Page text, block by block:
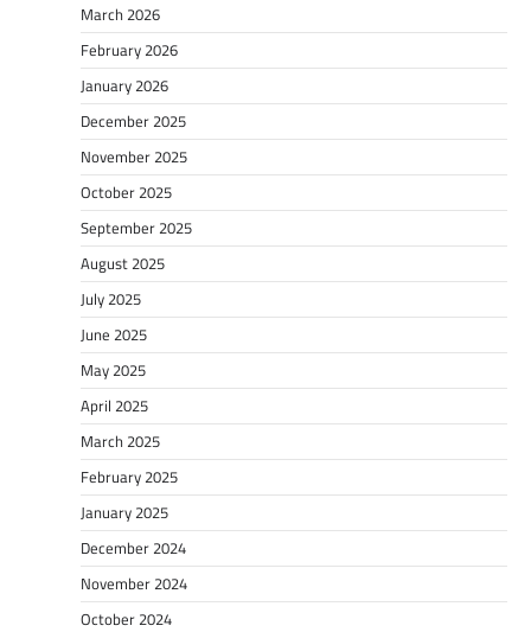
March 2026
February 2026
January 2026
December 2025
November 2025
October 2025
September 2025
August 2025
July 2025
June 2025
May 2025
April 2025
March 2025
February 2025
January 2025
December 2024
November 2024
October 2024